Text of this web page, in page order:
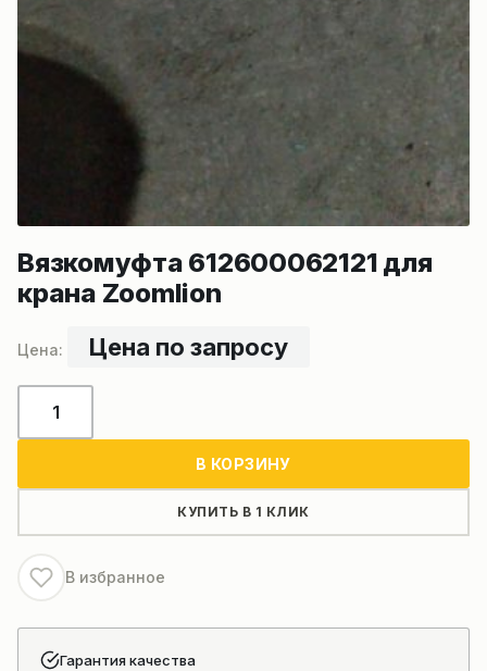
Вязкомуфта 612600062121 для
крана Zoomlion
Цена по запросу
товара
крана
Zoomlion
В КОРЗИНУ
КУПИТЬ В 1 КЛИК
В избранное
Гарантия качества